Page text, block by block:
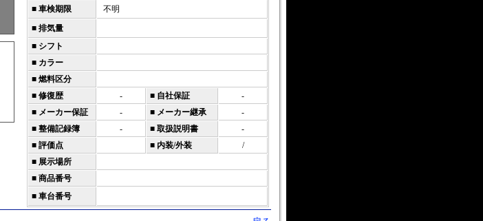
■ 車検期限
不明
■ 排気量
■ シフト
■ カラー
■ 燃料区分
■ 修復歴
- ■ 自社保証
-
■ メーカー保証
- ■ メーカー継承
-
■ 整備記録簿
- ■ 取扱説明書
-
■ 評価点
■ 内装/外装
/
■ 展示場所
■ 商品番号
■ 車台番号